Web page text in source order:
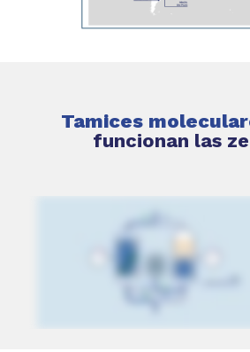
Tamices
funcionan las